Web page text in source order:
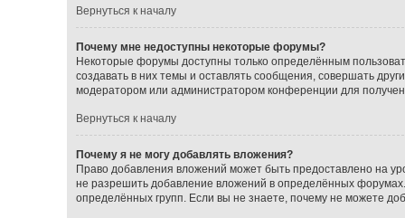
Вернуться к началу
Почему мне недоступны некоторые форумы?
Некоторые форумы доступны только определённым
создавать в них темы и оставлять сообщения, совершать
модератором или администратором конференции для
Вернуться к началу
Почему я не могу добавлять вложения?
Право добавления вложений может быть предоставлено на
не разрешить добавление вложений в определённых
определённых групп. Если вы не знаете, почему не можете